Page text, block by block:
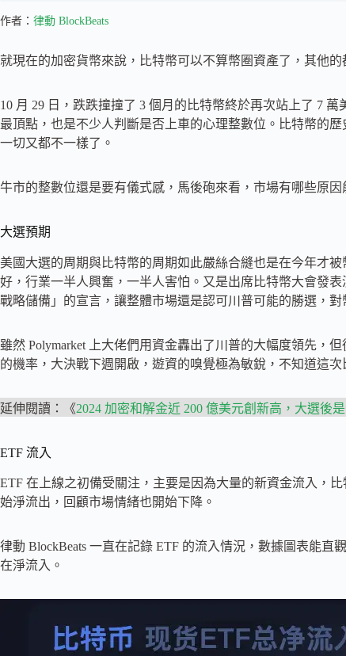
作者： 律動 BlockBeats
就現在的加密貨幣來說，比特幣可以不算幣圈資產了，其他的
10 月 29 日，跌跌撞撞了 3 個月的比特幣終於再次站上了 7
最頂點，也是不少人判斷是否上車的心理整數位。比特幣的歷
一切又都不一樣了。
牛市的整數位還是要有儀式感，馬後砲來看，市場有哪些原因
大選預期
美國大選的周期與比特幣的周期如此嚴絲合縫也是在今年才
好，行業一半人興奮，一半人害怕。又是出席比特幣大會發
戰略儲備」的宣言，讓整體市場還是認可川普可能的勝選，對
雖然 Polymarket 上大佬們用資金轟出了川普的大幅度領先，
的機率，大決戰下週開啟，遊資的嗅覺極為敏銳，不知道這
延伸閱讀：《2024 加密和解金近 200 億美元創新高，大選後
ETF 流入
ETF 在上線之初備受關注，主要是因為大量的新資金流入，
始淨流出，回顧市場情緒也開始下降。
律動 BlockBeats 一直在記錄 ETF 的流入情況，數據圖表能
在淨流入。